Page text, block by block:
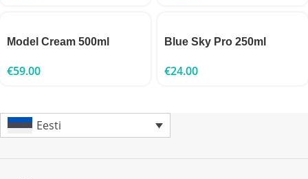
Model Cream 500ml
€59.00
Blue Sky Pro 250ml
€24.00
Eesti